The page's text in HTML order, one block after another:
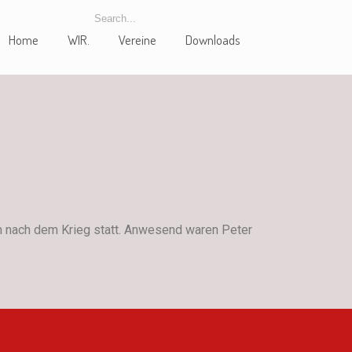
Home WIR. Vereine Downloads
dem Krieg statt. Anwesend waren Peter